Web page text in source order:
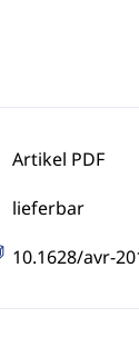
Artikel PDF
lieferbar
10.1628/avr-